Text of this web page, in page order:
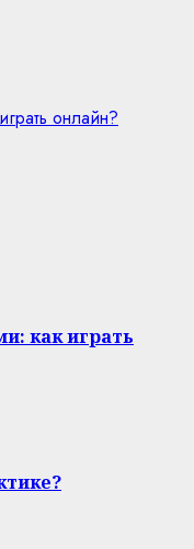
онлайн?
как играть